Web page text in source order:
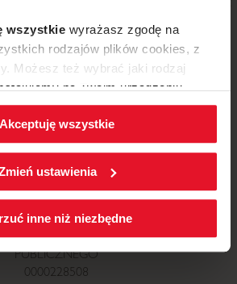
wszystkie wyrażasz zgodę na
rodzajów plików cookies, z
Możesz też wybrać jaki rodzaj
na Twoim urządzeniu,
zmienić wybrane przez Ciebie
wchodząc w zakładkę
Akceptuję wszystkie
ustawienia
inne niż niezbędne
52, 64-510 Wronki
DO ORGANIZACJI POŻYTKU
PUBLICZNEGO
0000228508